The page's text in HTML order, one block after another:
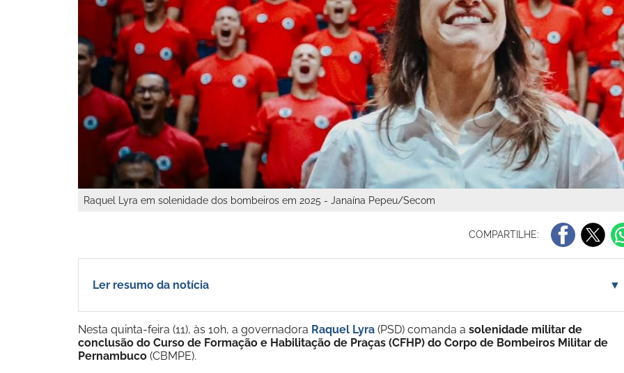
Raquel Lyra em solenidade dos bombeiros em 2025 - Janaína Pepeu/Secom
COMPARTILHE:
Ler resumo da notícia ▼
Nesta quinta-feira (11), às 10h, a governadora Raquel Lyra (PSD) comanda a solenidade militar de
conclusão do Curso de Formação e Habilitação de Praças (CFHP) do Corpo de Bombeiros Militar de
Pernambuco (CBMPE).